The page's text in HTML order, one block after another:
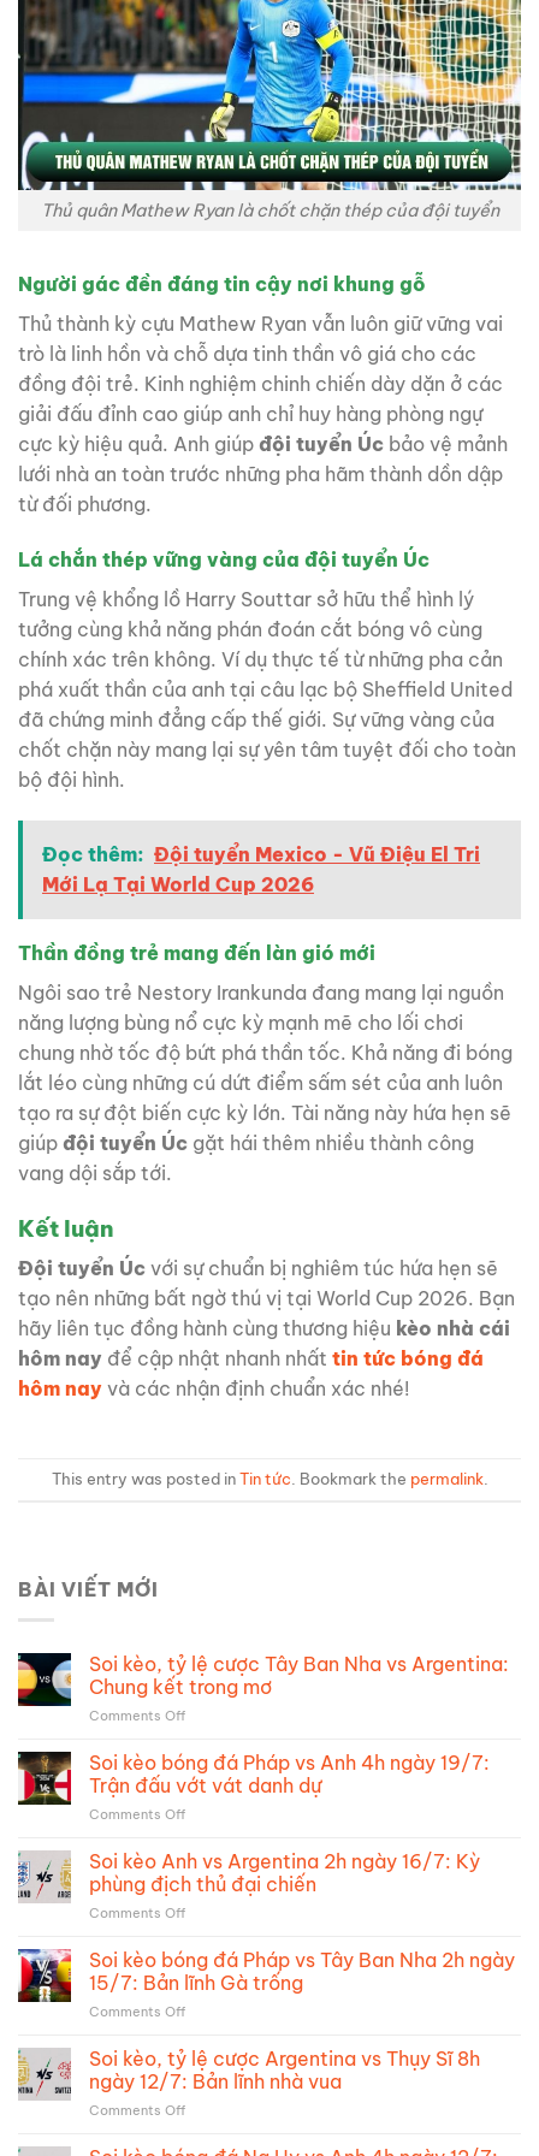
Thủ quân Mathew Ryan là chốt chặn thép của đội tuyển
Người gác đền đáng tin cậy nơi khung gỗ
Thủ thành kỳ cựu Mathew Ryan vẫn luôn giữ vững vai
trò là linh hồn và chỗ dựa tinh thần vô giá cho các
đồng đội trẻ. Kinh nghiệm chinh chiến dày dặn ở các
giải đấu đỉnh cao giúp anh chỉ huy hàng phòng ngự
cực kỳ hiệu quả. Anh giúp đội tuyển Úc bảo vệ mảnh
lưới nhà an toàn trước những pha hãm thành dồn dập
từ đối phương.
Lá chắn thép vững vàng của đội tuyển Úc
Trung vệ khổng lồ Harry Souttar sở hữu thể hình lý
tưởng cùng khả năng phán đoán cắt bóng vô cùng
chính xác trên không. Ví dụ thực tế từ những pha cản
phá xuất thần của anh tại câu lạc bộ Sheffield United
đã chứng minh đẳng cấp thế giới. Sự vững vàng của
chốt chặn này mang lại sự yên tâm tuyệt đối cho toàn
bộ đội hình.
Đọc thêm: Đội tuyển Mexico - Vũ Điệu El Tri
Mới Lạ Tại World Cup 2026
Thần đồng trẻ mang đến làn gió mới
Ngôi sao trẻ Nestory Irankunda đang mang lại nguồn
năng lượng bùng nổ cực kỳ mạnh mẽ cho lối chơi
chung nhờ tốc độ bứt phá thần tốc. Khả năng đi bóng
lắt léo cùng những cú dứt điểm sấm sét của anh luôn
tạo ra sự đột biến cực kỳ lớn. Tài năng này hứa hẹn sẽ
giúp đội tuyển Úc gặt hái thêm nhiều thành công
vang dội sắp tới.
Kết luận
Đội tuyển Úc với sự chuẩn bị nghiêm túc hứa hẹn sẽ
tạo nên những bất ngờ thú vị tại World Cup 2026. Bạn
hãy liên tục đồng hành cùng thương hiệu kèo nhà cái
hôm nay để cập nhật nhanh nhất tin tức bóng đá
hôm nay và các nhận định chuẩn xác nhé!
This entry was posted inTin tức. Bookmark the permalink.
BÀI VIẾT MỚI
Soi kèo, tỷ lệ cược Tây Ban Nha vs Argentina:
Chung kết trong mơ
Comments Offon
tỷ
lệ
cược
Ban
Nha
kết
trong
Soi kèo bóng đá Pháp vs Anh 4h ngày 19/7:
Trận đấu vớt vát danh dự
Comments Offon
kèo
bóng
đá
Pháp
Anh
4h
đấu
vớt
Soi kèo Anh vs Argentina 2h ngày 16/7: Kỳ
phùng địch thủ đại chiến
Comments Offon
Anh
vs
Argentina
ngày
16/7:
Soi kèo bóng đá Pháp vs Tây Ban Nha 2h ngày
15/7: Bản lĩnh Gà trống
Comments Offon
kèo
bóng
đá
Pháp
Soi kèo, tỷ lệ cược Argentina vs Thụy Sĩ 8h
ngày 12/7: Bản lĩnh nhà vua
Comments Offon